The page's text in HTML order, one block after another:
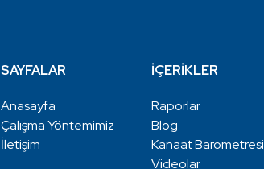
SAYFALAR
Anasayfa
Çalışma Yöntemimiz
İletişim
İÇERİKLER
Raporlar
Blog
Kanaat Barometresi
Videolar